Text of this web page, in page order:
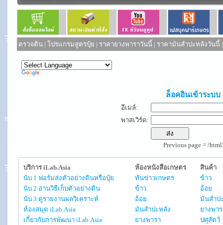
ตรวจดิน | โปรแกรมสูตรปุ๋ย | ราคายางพาราวันนี้ | ราคามันสำปะหลังวันนี้
ล็อคอินเข้าระบบ
อีเมล์:
พาสเวิร์ด:
Previous page = /
บริการ iLab.Asia
นับ 1 ฟอร์มส่งตัวอย่างดินหรือปุ๋ย
นับ 2 อ่านวิธีเก็บตัวอย่างดิน
นับ 3 ดูรายงานผลวิเคราะห์
ห้องสมุด iLab.Asia
เกี่ยวกับการพัฒนา iLab.Asia
ห้องหนังสือเกษตร
ทันข่าวเกษตร
ข้าว
อ้อย
มันสำปะหลัง
ยางพารา
สินค้า
ข้าว
อ้อย
มันสำป
ยางพา
ปศุสัตว์